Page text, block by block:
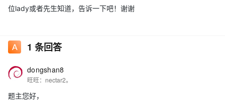
位lady或者先生知道，告诉一下吧！谢谢
1 条回答
dongshan8
旺旺：nectar2。
题主您好，